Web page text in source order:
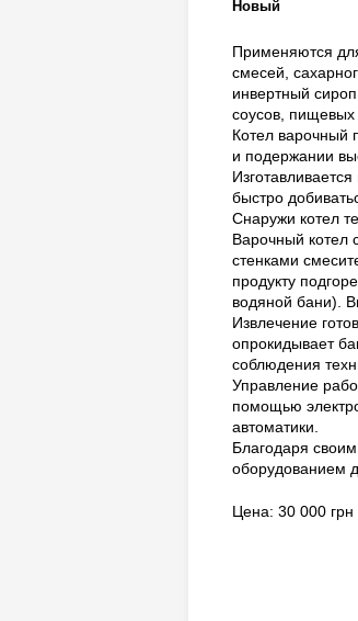
Новый
Применяются
смесей,
инвертный
соусов,
Котел варочный
и подержании
быстро
Снаружи котел
Варочный котел
стенками
продукту
водяной бани).
Извлечение
опрокидывает
соблюдения
Управление
помощью
автоматики.
Благодаря
оборудованием
Цена: 30 000 грн